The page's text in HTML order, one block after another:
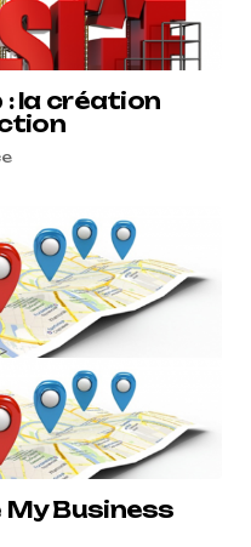
la création
My Business